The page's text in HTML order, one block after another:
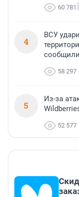
60 781
4
ВСУ
58 297
5
Из-за
52 577